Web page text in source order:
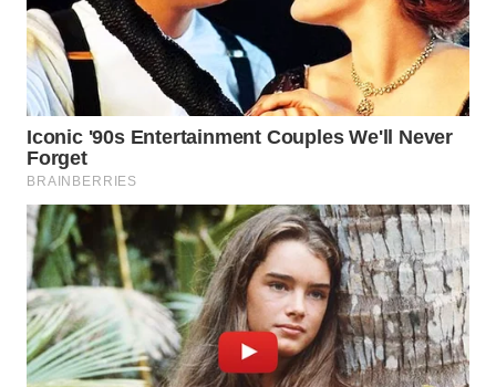
TINGGI
WN
PAKPAK
WN
KARAWANG
WN
BEKASI
WN
BOGOR